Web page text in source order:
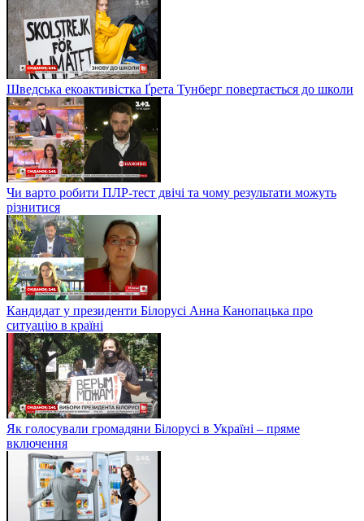
Шведська екоактивістка Ґрета Тунберг повертається до школи
Чи варто робити ПЛР-тест двічі та чому результати можуть
різнитися
Кандидат у президенти Білорусі Анна Канопацька про
ситуацію в країні
Як голосували громадяни Білорусі в Україні – пряме
включення